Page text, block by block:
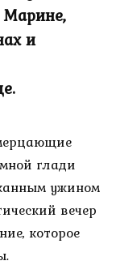
Марине,
и
глади
ужином
вечер
которое